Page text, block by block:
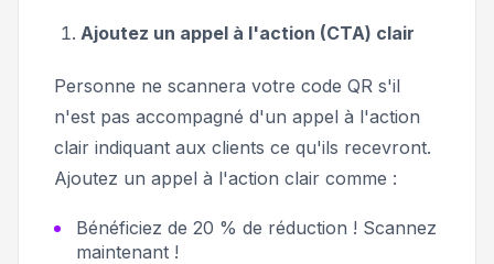
Ajoutez un appel à l'action (CTA) clair
Personne ne scannera votre code QR s'il
n'est pas accompagné d'un appel à l'action
clair indiquant aux clients ce qu'ils recevront.
Ajoutez un appel à l'action clair comme :
Bénéficiez de 20 % de réduction ! Scannez
maintenant !